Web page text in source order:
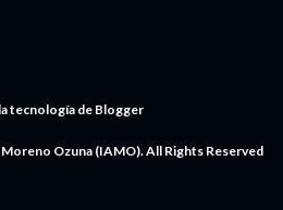
tecnología de Blogger
Ozuna (IAMO). All Rights Reserved